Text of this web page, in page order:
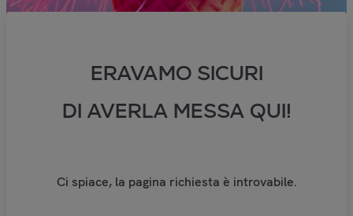
ERAVAMO SICURI
DI AVERLA MESSA QUI!
Ci spiace, la pagina richiesta è introvabile.